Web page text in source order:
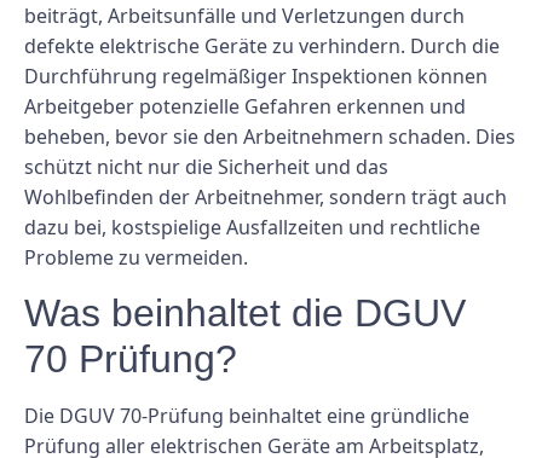
beiträgt, Arbeitsunfälle und Verletzungen durch
defekte elektrische Geräte zu verhindern. Durch die
Durchführung regelmäßiger Inspektionen können
Arbeitgeber potenzielle Gefahren erkennen und
beheben, bevor sie den Arbeitnehmern schaden. Dies
schützt nicht nur die Sicherheit und das
Wohlbefinden der Arbeitnehmer, sondern trägt auch
dazu bei, kostspielige Ausfallzeiten und rechtliche
Probleme zu vermeiden.
Was beinhaltet die DGUV
70 Prüfung?
Die DGUV 70-Prüfung beinhaltet eine gründliche
Prüfung aller elektrischen Geräte am Arbeitsplatz,